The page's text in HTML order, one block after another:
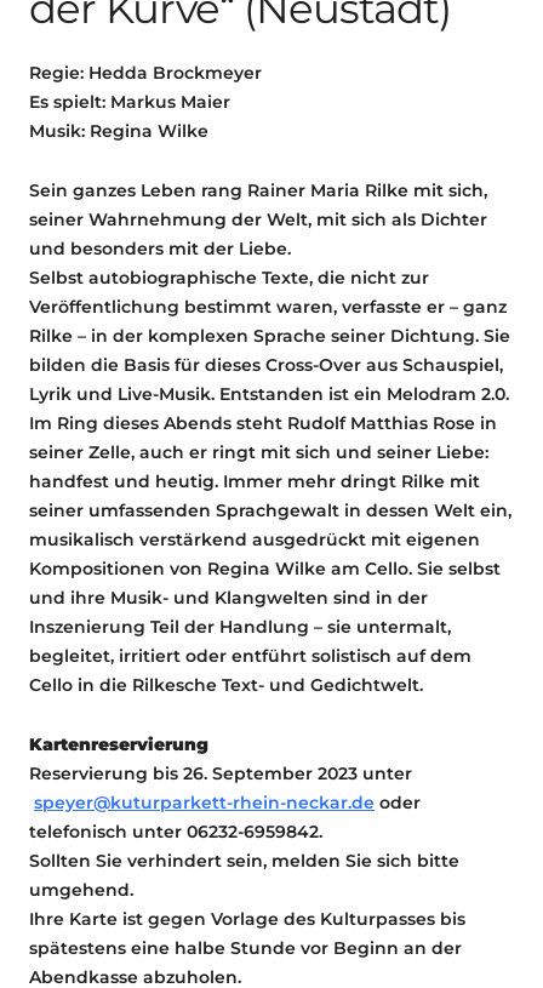
Regie: Hedda Brockmeyer
Es spielt: Markus Maier
Musik: Regina Wilke
Sein ganzes Leben rang Rainer Maria Rilke mit sich,
seiner Wahrnehmung der Welt, mit sich als Dichter
und besonders mit der Liebe.
Selbst autobiographische Texte, die nicht zur
Veröffentlichung bestimmt waren, verfasste er – ganz
Rilke – in der komplexen Sprache seiner Dichtung. Sie
bilden die Basis für dieses Cross-Over aus Schauspiel,
Lyrik und Live-Musik. Entstanden ist ein Melodram 2.0.
Im Ring dieses Abends steht Rudolf Matthias Rose in
seiner Zelle, auch er ringt mit sich und seiner Liebe:
handfest und heutig. Immer mehr dringt Rilke mit
seiner umfassenden Sprachgewalt in dessen Welt ein,
musikalisch verstärkend ausgedrückt mit eigenen
Kompositionen von Regina Wilke am Cello. Sie selbst
und ihre Musik- und Klangwelten sind in der
Inszenierung Teil der Handlung – sie untermalt,
begleitet, irritiert oder entführt solistisch auf dem
Cello in die Rilkesche Text- und Gedichtwelt.
Kartenreservierung
Reservierung bis 26. September 2023 unter
speyer@kuturparkett-rhein-neckar.de oder
telefonisch unter 06232-6959842.
Sollten Sie verhindert sein, melden Sie sich bitte
umgehend.
Ihre Karte ist gegen Vorlage des Kulturpasses bis
spätestens eine halbe Stunde vor Beginn an der
Abendkasse abzuholen.